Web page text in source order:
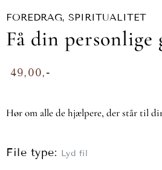
FOREDRAG, SPIRITUALITET
Få din personlige
49,00
Hør om alle de hjælpere, der står til
File type: Lyd fil